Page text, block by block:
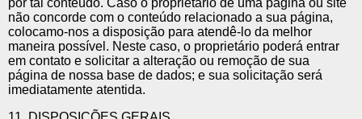
não concorde com o conteúdo relacionado a sua página,
colocamo-nos a disposição para atendê-lo da melhor
maneira possível. Neste caso, o proprietário poderá entrar
em contato e solicitar a alteração ou remoção de sua
página de nossa base de dados; e sua solicitação será
imediatamente atentida.